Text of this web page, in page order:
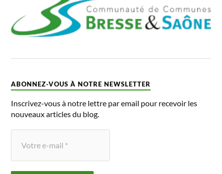
ABONNEZ-VOUS À NOTRE NEWSLETTER
Inscrivez-vous à notre lettre par email pour recevoir les
nouveaux articles du blog.